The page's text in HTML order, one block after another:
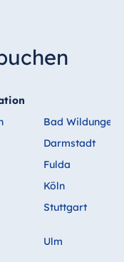
Bad Wildungen
Darmstadt
Fulda
Köln
Stuttgart
Ulm